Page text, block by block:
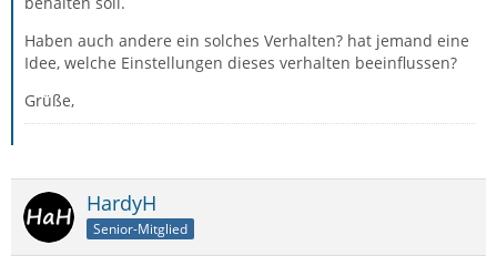
Haben auch andere ein solches Verhalten? hat jemand eine
Idee, welche Einstellungen dieses verhalten beeinflussen?
Grüße,
HardyH
Senior-Mitglied